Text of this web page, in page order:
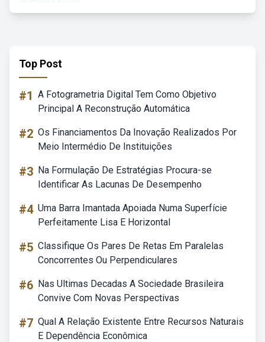
Top Post
#1 A Fotogrametria Digital Tem Como Objetivo
Principal A Reconstrução Automática
#2 Os Financiamentos Da Inovação Realizados Por
Meio Intermédio De Instituições
#3 Na Formulação De Estratégias Procura-se
Identificar As Lacunas De Desempenho
#4 Uma Barra Imantada Apoiada Numa Superfície
Perfeitamente Lisa E Horizontal
#5 Classifique Os Pares De Retas Em Paralelas
Concorrentes Ou Perpendiculares
#6 Nas Ultimas Decadas A Sociedade Brasileira
Convive Com Novas Perspectivas
#7 Qual A Relação Existente Entre Recursos Naturais
E Dependência Econômica